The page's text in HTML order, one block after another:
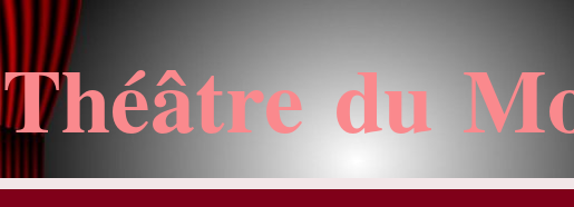
Théâtre du